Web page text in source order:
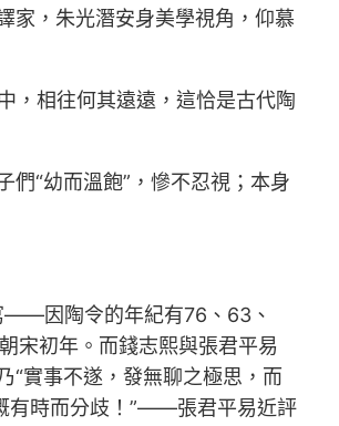
家，朱光潛安身美學視角，仰慕
，相往何其遠遠，這恰是古代陶
們“幼而溫飽”，慘不忍視；本身
——因陶令的年紀有76、63、
宋初年。而錢志熙與張君平易
“實事不遂，發無聊之極思，而
有時而分歧！”——張君平易近評